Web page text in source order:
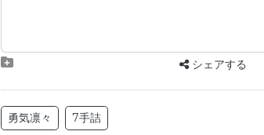
シェアする
勇気凛々 7手詰